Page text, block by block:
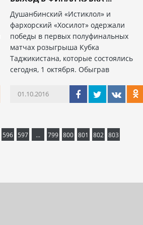
Душанбинский «Истиклол» и
фархорский «Хосилот» одержали
победы в первых полуфинальных
матчах розыгрыша Кубка
Таджикистана, которые состоялись
сегодня, 1 октября. Обыграв
01.10.2016
596 597 ... 799 800 801 802 803